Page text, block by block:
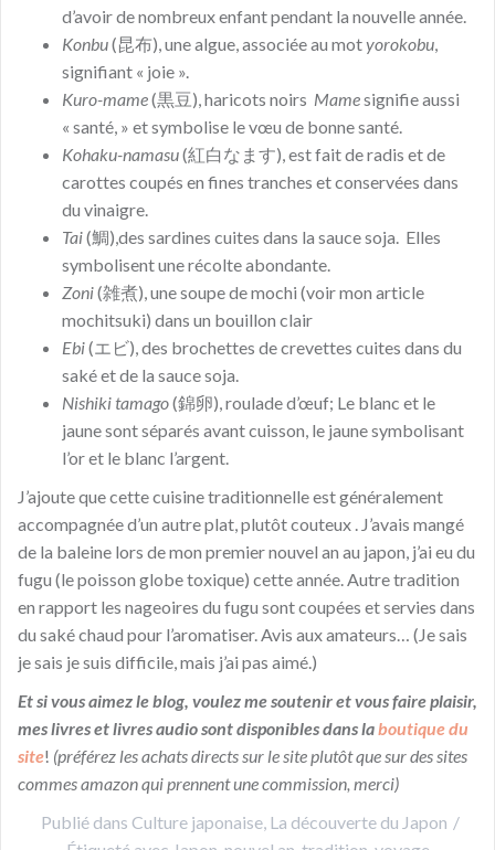
d’avoir de nombreux enfant pendant la nouvelle année.
Konbu(昆布), une algue, associée au motyorokobu
signifiant « joie ».
Kuro-mame(黒豆), haricots noirs Mamesignifie aussi
« santé, » et symbolise le vœu de bonne santé.
Kohaku-namasu(紅白なます), est fait de radis et de
carottes coupés en fines tranches et conservées dans
du vinaigre.
Tai(鯛),des sardines cuites dans la sauce soja. Elles
symbolisent une récolte abondante.
Zoni(雑煮), une soupe de mochi (voir mon article
mochitsuki) dans un bouillon clair
Ebi(エビ), des brochettes de crevettes cuites dans du
saké et de la sauce soja.
Nishiki tamago(錦卵), roulade d’œuf; Le blanc et le
jaune sont séparés avant cuisson, le jaune symbolisant
l’or et le blanc l’argent.
J’ajoute que cette cuisine traditionnelle est généralement
accompagnée d’un autre plat, plutôt couteux . J’avais mangé
de la baleine lors de mon premier nouvel an au japon, j’ai eu du
fugu (le poisson globe toxique) cette année. Autre tradition
en rapport les nageoires du fugu sont coupées et servies dans
du saké chaud pour l’aromatiser. Avis aux amateurs… (Je sais
je sais je suis difficile, mais j’ai pas aimé.)
Et si vous aimez le blog, voulez me soutenir et vous faire plaisir,
mes livres et livres audio sont disponibles dans laboutique du
site! (préférez les achats directs sur le site plutôt que sur des sites
commes amazon qui prennent une commission, merci)
Publié dans Culture japonaise La découverte du Japon